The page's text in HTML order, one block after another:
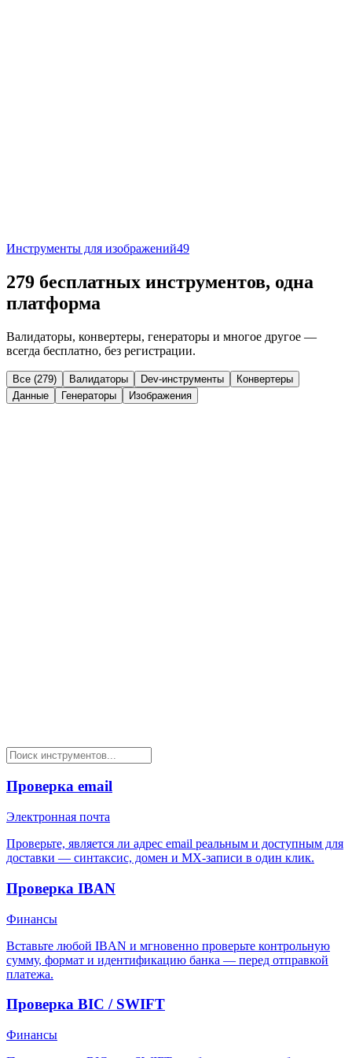
Инструменты для изображений49
279 бесплатных инструментов, одна
платформа
Валидаторы, конвертеры, генераторы и многое другое —
всегда бесплатно, без регистрации.
Все (279) Валидаторы Dev-инструменты
Конвертеры
Данные
Генераторы Изображения
Проверка email
Электронная почта
Проверьте, является ли адрес email реальным и доступным для
доставки — синтаксис, домен и MX-записи в один клик.
Проверка IBAN
Финансы
Вставьте любой IBAN и мгновенно проверьте контрольную
сумму, формат и идентификацию банка — перед отправкой
платежа.
Проверка BIC / SWIFT
Финансы